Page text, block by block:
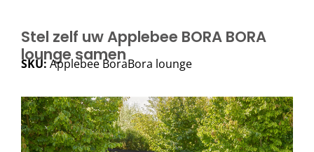
Lounge
Stoelen
Tafels
Stel zelf uw Applebee BORA BORA
lounge samen
SKU: Applebee BoraBora lounge